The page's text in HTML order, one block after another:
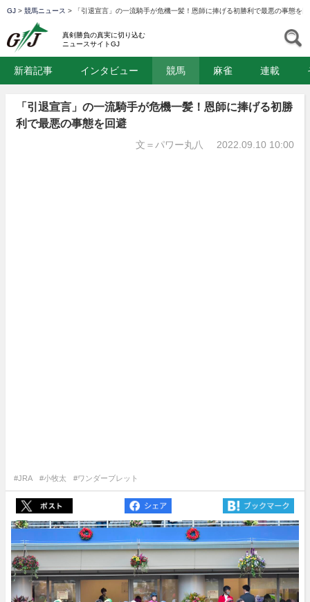
GJ > 競馬ニュース > 「引退宣言」の一流騎手が危機一髪！恩師に捧げる初勝利で最悪の事態を
真剣勝負の真実に切り込む
ニュースサイトGJ
新着記事 インタビュー 競馬 麻雀 連載
「引退宣言」の一流騎手が危機一髪！恩師に捧げる初勝
利で最悪の事態を回避
文＝パワー丸八 2022.09.10 10:00
#JRA #小牧太 #ワンダーブレット